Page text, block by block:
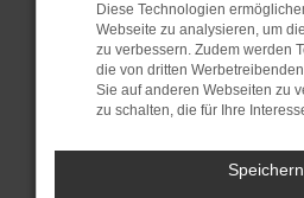
Stelle sicher, dass
Betriebssystem auf
sind.
Veraltete Software birgt
führen, dass bestimmte
Diese Technologien
Webseite zu analysieren, um
zu verbessern. Zudem werden
die von dritten
Sie auf anderen Webseiten zu
zu schalten, die für Ihre
Speichern